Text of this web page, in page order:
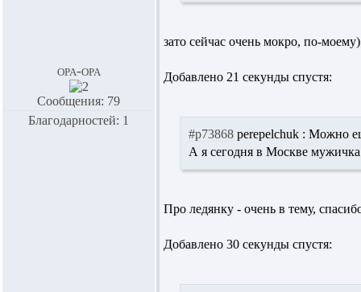
opa-opa
Сообщения: 79
Благодарностей: 1
зато сейчас очень мокро, по-моему)
Добавлено 21 секунды спустя:
#p73868 perepelchuk : Можно
А я сегодня в Москве мужичка
Про ледянку - очень в тему,
Добавлено 30 секунды спустя: